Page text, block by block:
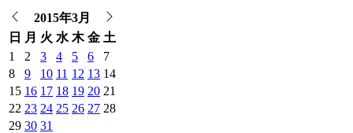
2015年3月
日
月 火 水 木 金 土
1
2 3 4 5 6
7
8
9 10 11 12 13 14
15 16 17 18 19 20 21
22 23 24 25 26 27 28
29 30 31